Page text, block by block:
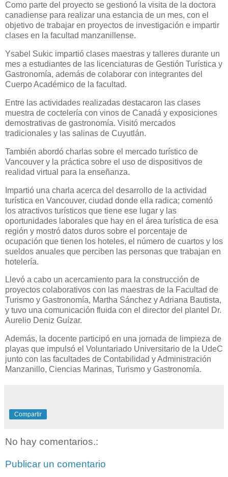
Como parte del proyecto se gestionó la visita de la doctora
canadiense para realizar una estancia de un mes, con el
objetivo de trabajar en proyectos de investigación e impartir
clases en la facultad manzanillense.
Ysabel Sukic impartió clases maestras y talleres durante un
mes a estudiantes de las licenciaturas de Gestión Turística y
Gastronomía, además de colaborar con integrantes del
Cuerpo Académico de la facultad.
Entre las actividades realizadas destacaron las clases
muestra de coctelería con vinos de Canadá y exposiciones
demostrativas de gastronomía. Visitó mercados
tradicionales y las salinas de Cuyutlán.
También abordó charlas sobre el mercado turístico de
Vancouver y la práctica sobre el uso de dispositivos de
realidad virtual para la enseñanza.
Impartió una charla acerca del desarrollo de la actividad
turística en Vancouver, ciudad donde ella radica; comentó
los atractivos turísticos que tiene ese lugar y las
oportunidades laborales que hay en el área turística de esa
región y mostró datos duros sobre el porcentaje de
ocupación que tienen los hoteles, el número de cuartos y los
sueldos anuales que perciben las personas que trabajan en
hotelería.
Llevó a cabo un acercamiento para la construcción de
proyectos colaborativos con las maestras de la Facultad de
Turismo y Gastronomía, Martha Sánchez y Adriana Bautista,
y tuvo una comunicación fluida con el director del plantel Dr.
Aurelio Deniz Guízar.
Además, la docente participó en una jornada de limpieza de
playas que impulsó el Voluntariado Universitario de la UdeC
junto con las facultades de Contabilidad y Administración
Manzanillo, Ciencias Marinas, Turismo y Gastronomía.
Compartir
No hay comentarios.:
Publicar un comentario